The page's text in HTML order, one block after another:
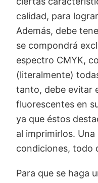
calidad, para
Además, debe
se compondrá
espectro CMYK,
(literalmente)
tanto, debe evitar
fluorescentes en
ya que éstos
al imprimirlos.
condiciones, todo
Para que se haga